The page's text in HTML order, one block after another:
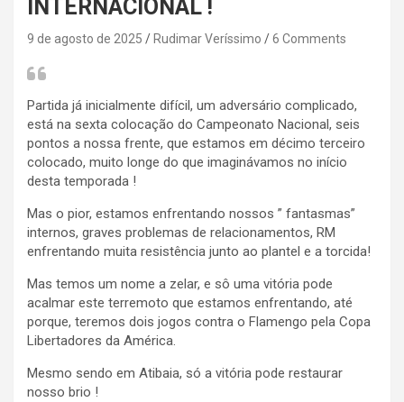
INTERNACIONAL !
9 de agosto de 2025 Rudimar Veríssimo 6 Comments
Partida já inicialmente difícil, um adversário complicado,
está na sexta colocação do Campeonato Nacional, seis
pontos a nossa frente, que estamos em décimo terceiro
colocado, muito longe do que imaginávamos no início
desta temporada !
Mas o pior, estamos enfrentando nossos ” fantasmas”
internos, graves problemas de relacionamentos, RM
enfrentando muita resistência junto ao plantel e a torcida!
Mas temos um nome a zelar, e sô uma vitória pode
acalmar este terremoto que estamos enfrentando, até
porque, teremos dois jogos contra o Flamengo pela Copa
Libertadores da América.
Mesmo sendo em Atibaia, só a vitória pode restaurar
nosso brio !